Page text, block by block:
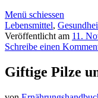
Menü schiessen
Lebensmittel,
Veröffentlicht am 11.
Schreibe einen
Giftige Pilze